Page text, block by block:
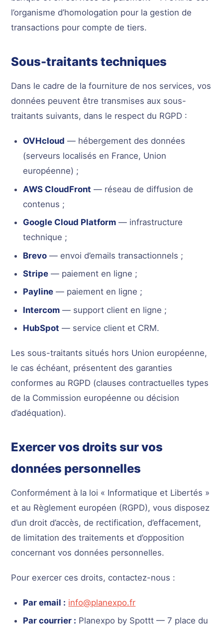
l’organisme d’homologation pour la gestion de
transactions pour compte de tiers.
Sous-traitants techniques
Dans le cadre de la fourniture de nos services, vos
données peuvent être transmises aux sous-
traitants suivants, dans le respect du RGPD :
OVHcloud — hébergement des données
(serveurs localisés en France, Union
européenne) ;
AWS CloudFront — réseau de diffusion de
contenus ;
Google Cloud Platform — infrastructure
technique ;
Brevo — envoi d’emails transactionnels ;
Stripe — paiement en ligne ;
Payline — paiement en ligne ;
Intercom — support client en ligne ;
HubSpot — service client et CRM.
Les sous-traitants situés hors Union européenne,
le cas échéant, présentent des garanties
conformes au RGPD (clauses contractuelles types
de la Commission européenne ou décision
d’adéquation).
Exercer vos droits sur vos
données personnelles
Conformément à la loi « Informatique et Libertés »
et au Règlement européen (RGPD), vous disposez
d’un droit d’accès, de rectification, d’effacement,
de limitation des traitements et d’opposition
concernant vos données personnelles.
Pour exercer ces droits, contactez-nous :
Par email : info@planexpo.fr
Par courrier : Planexpo by Spottt — 7 place du